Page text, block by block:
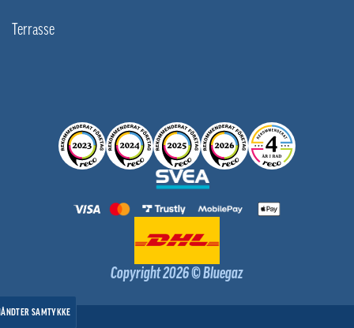
Terrasse
Copyright 2026 © Bluegaz
SAMTYKKE